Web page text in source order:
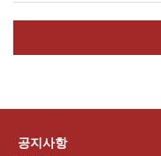
공지사항